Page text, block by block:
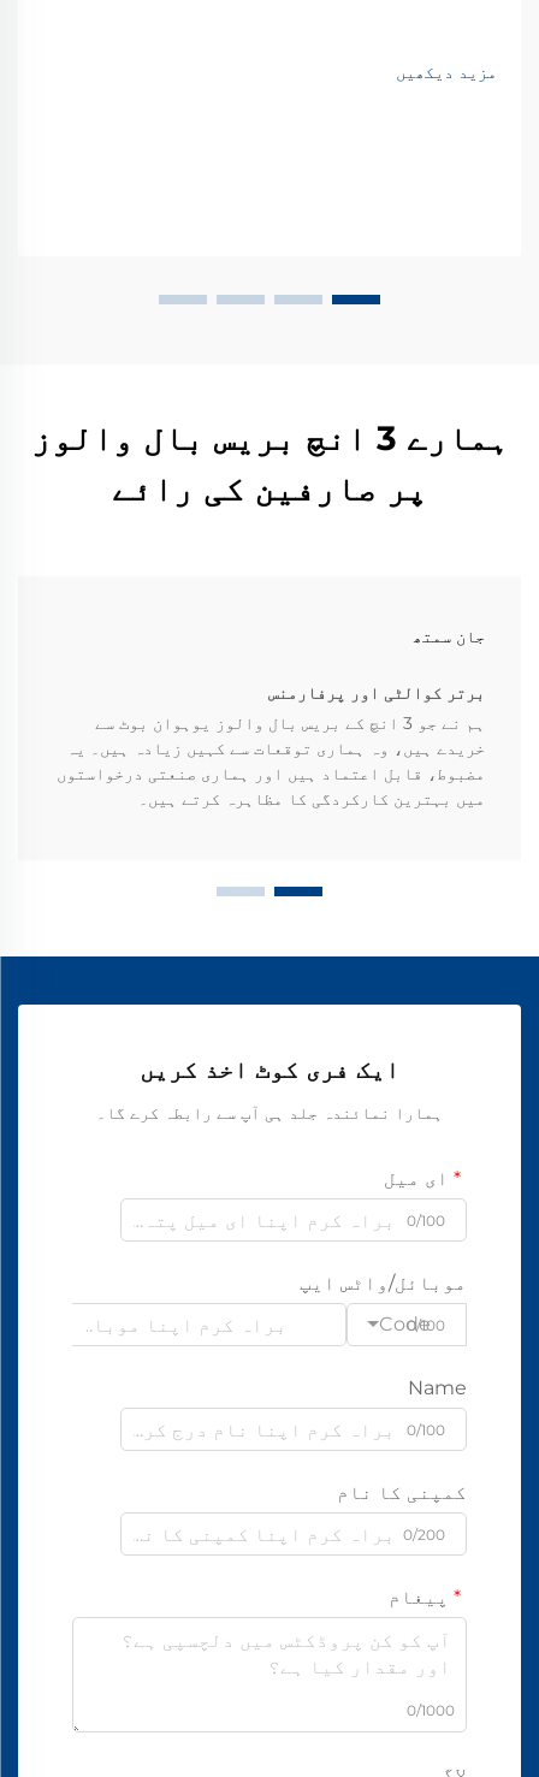
مزید دیکھیں
ہمارے 3 انچ بریس بال والوز
پر صارفین کی رائے
جان سمتھ
برتر کوالٹی اور پرفارمنس
ہم نے جو 3 انچ کے بریس بال والوز یوہوان بوٹ سے
خریدے ہیں، وہ ہماری توقعات سے کہیں زیادہ ہیں۔ یہ
مضبوط، قابل اعتماد ہیں اور ہماری صنعتی درخواستوں
میں بہترین کارکردگی کا مظاہرہ کرتے ہیں۔
ایک فری کوٹ اخذ کریں
ہمارا نمائندہ جلد ہی آپ سے رابطہ کرے گا۔
ای میل
0/100
موبائل/واٹس ایپ
Code
0/100
Name
0/100
کمپنی کا نام
0/200
پیغام
0/1000